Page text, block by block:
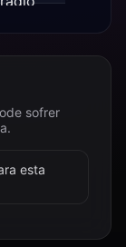
sofrer
esta